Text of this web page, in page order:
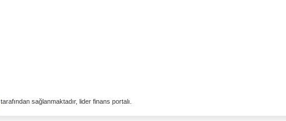
tarafından sağlanmaktadır, lider finans portalı.